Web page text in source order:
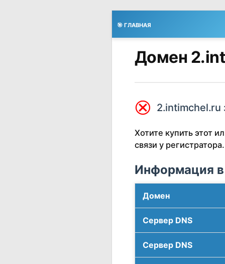
🎯 ГЛАВНАЯ
Домен
⮿ 2.intimchel.ru
Хотите купить этот
связи у регистратора.
Информация в
Домен
Сервер DNS
Сервер DNS